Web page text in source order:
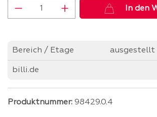
Produkt Anzahl: GibIn den
Bereich / Etage ausgestellt
billi.de
Produktnummer: 98429.0.4